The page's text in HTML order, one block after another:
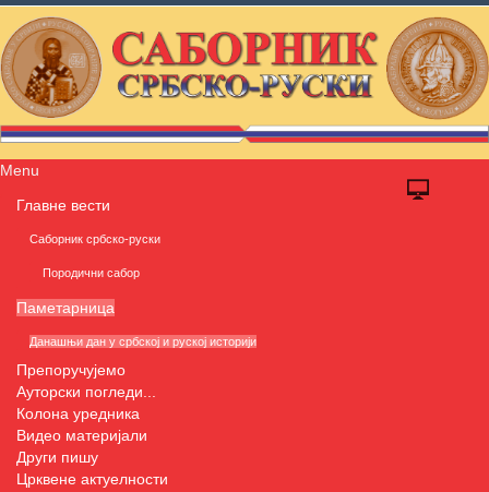
Menu
Главне вести
Саборник србско-руски
Породични сабор
Паметарница
Данашњи дан у србској и руској историји
Препоручујемо
Ауторски погледи...
Колона уредника
Видео материјали
Други пишу
Црквене актуелности